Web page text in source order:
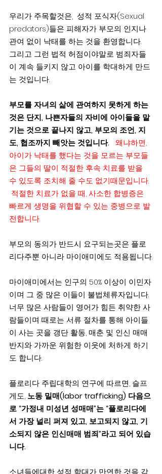
우리가 주목할것은,  성적 포식자(Sexual
predators)들은 피해자가 부모의 인지나
관여 없이 낙태를 하는 것을 환영합니다.
그리고 그런 법적 허점이야말로 범죄자들
이 계속 들키지 않고 아이를 학대하게 만드
는 것입니다.
부모를 자녀의 삶에 관여하지 못하게 하는
것은 단지, 나쁜자들의 자비에 아이들을 맡
기는 것으로 끝나지 않고, 부모의 조언, 지
도, 협조까지 빼앗는 것입니다. 왜냐하면,
아이가 낙태를 했다는 것을 모르는 부모들
은 그들의 딸이 적절한 후속 치료를 받을
수 있도록 조치해 줄 수도 없기때문입니다.
적절한 치료가 없을 때, 사소한 합병증은
빠르게 생명을 위협할 수 있는 중병으로 발
전합니다.
부모의 동의가 반드시 요구되는곳은 플로
리다주뿐 아니라 마이애미에도 적용됩니다.
마이애미에서는 인구의 50% 이상이 이민자
이며 그 중 많은 이들이 불법체류자입니다.
너무 많은 사람들이 영어가 힘든 취약한 사
람들이며 때로는 서류 절차를 통해 아이들
이 사는 곳을 갱단 활동, 매춘 및 인신 매매
반지와 가까운 위험한 이웃에 처하게 하기
도 합니다.
플로리다 주립대학의 연구에 따르면, 슬프
게도, 노동 밀매(labor trafficking) 다음으
로 “가정내 미성년 성매매”는 “플로리다에
서 가장 널리 퍼져 있고, 보고되지 않고, 기
소되지 않은 인신매매 범죄”라고 되어 있습
니다.
소녀들에대한 성적 학대가 만연한 것을 감